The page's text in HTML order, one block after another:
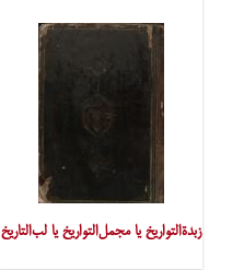
زبدةالتواریخ یا مجمل‌التواریخ یا لب‌التاریخ